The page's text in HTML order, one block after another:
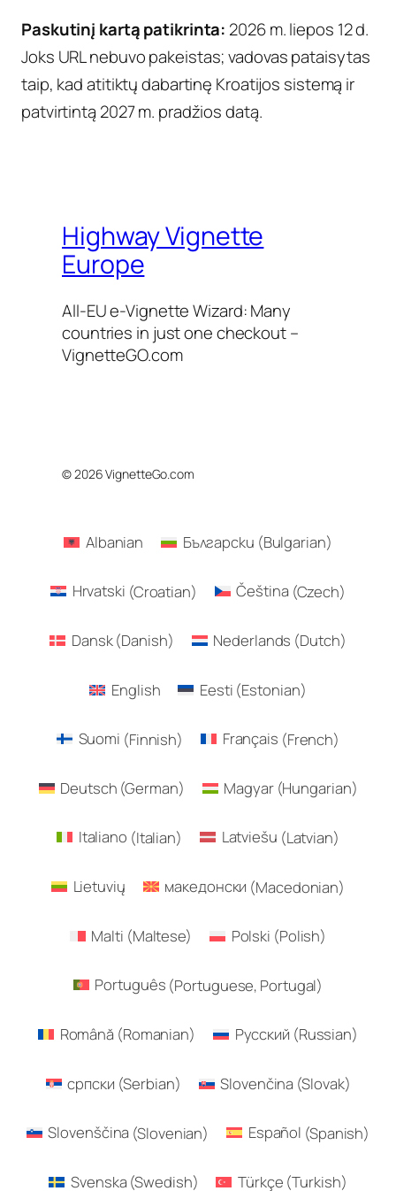
Paskutinį kartą patikrinta: 2026 m. liepos 12 d.
Joks URL nebuvo pakeistas; vadovas pataisytas
taip, kad atitiktų dabartinę Kroatijos sistemą ir
patvirtintą 2027 m. pradžios datą.
Highway Vignette
Europe
All-EU e-Vignette Wizard: Many
countries in just one checkout –
VignetteGO.com
© 2026 VignetteGo.com
Albanian Български (Bulgarian)
Hrvatski (Croatian) Čeština(Czech)
Dansk(Danish) Nederlands (Dutch)
English Eesti (Estonian)
Suomi (Finnish) Français (French)
Deutsch (German) Magyar(Hungarian)
Italiano (Italian) Latviešu (Latvian)
Lietuvių македонски (Macedonian)
Malti (Maltese) Polski (Polish)
Português (Portuguese, Portugal)
Română (Romanian) Русский (Russian)
српски (Serbian) Slovenčina (Slovak)
Slovenščina (Slovenian) Español (Spanish)
Svenska(Swedish) Türkçe (Turkish)